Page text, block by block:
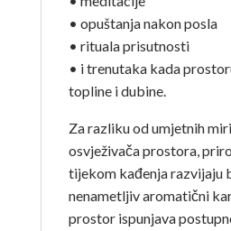
• opuštanja nakon posla
• rituala prisutnosti
• i trenutaka kada
topline i dubine.
Za razliku od umjetnih
osvježivača prostora,
tijekom kađenja razvijaju
nenametljiv aromatični
prostor ispunjava